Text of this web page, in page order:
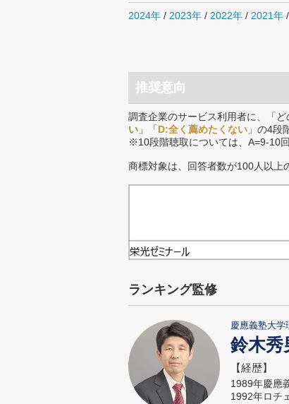
2024年 / 2023年 / 2022年 / 2021年 /
推奨意向
調査企業のサービス利用者に、「
い 」「D:全く薦めたくない 」の4段
※10段階聴取については、A=9-10
商標対象は、回答者数が100人以上
ランキング監修
慶應義塾大学
鈴木秀
【経歴】
1989年慶應
1992年ロチ